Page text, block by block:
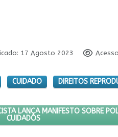
17 Agosto 2023
CUIDADO DIREITOS
ANTIRRACISTA LANÇA
LANÇA MANIFESTO SOBRE
CUIDADOS